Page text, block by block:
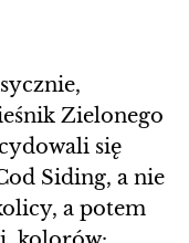
Zielonego
się
Siding, a nie
a potem